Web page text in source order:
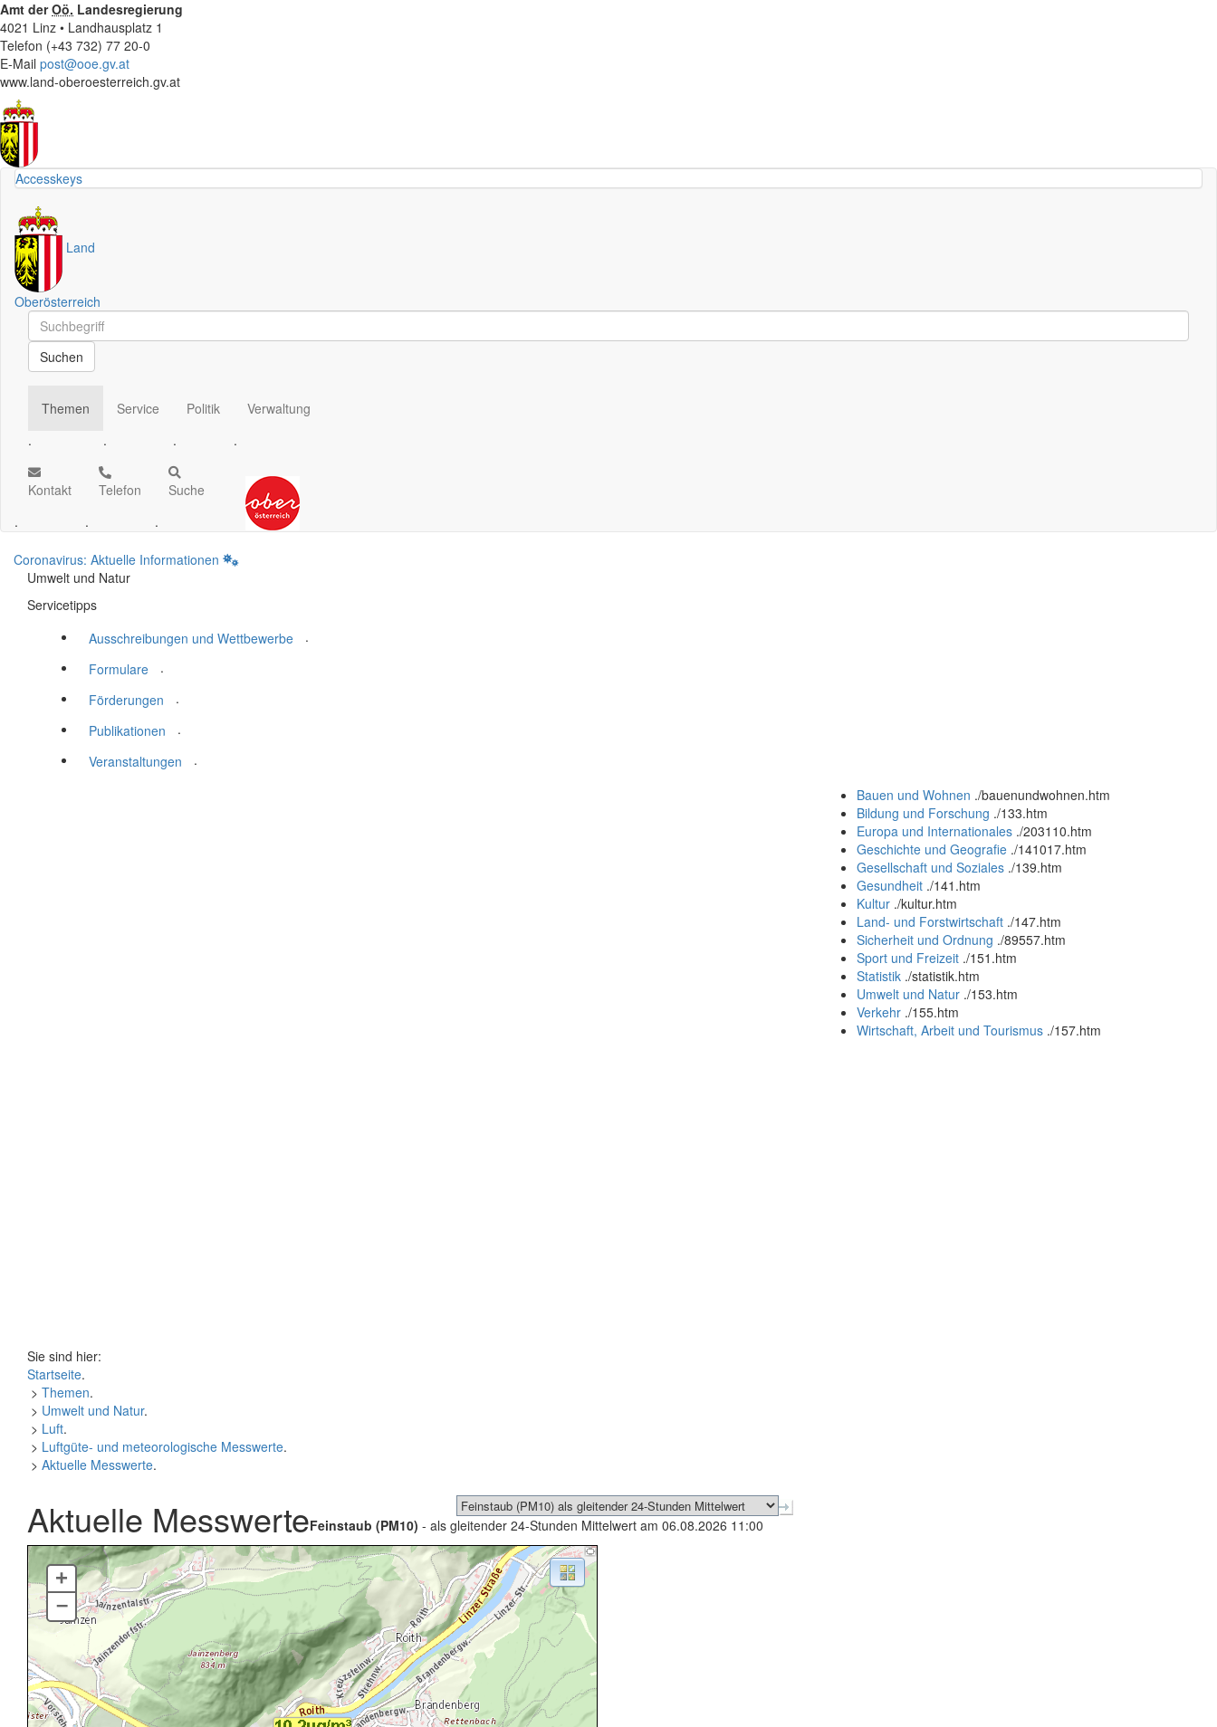
Amt derOö. Landesregierung
4021 Linz • Landhausplatz 1
Telefon (+43 732) 77 20-0
E-Mail post@ooe.gv.at
www.land-oberoesterreich.gv.at
Accesskeys
Land
Oberösterreich
Schnellsuche
Schnellsuche
Suchen
Themen
.
Service
.
Politik
.
Verwaltung
.
Kontakt
.
Telefon
.
Suche
.
Coronavirus: Aktuelle Informationen
Umwelt und Natur
Servicetipps
Ausschreibungen und Wettbewerbe
.
Formulare
.
Förderungen
.
Publikationen
.
Veranstaltungen
.
Bauen und Wohnen ./bauenundwohnen.htm
Bildung und Forschung ./133.htm
Europa und Internationales ./203110.htm
Geschichte und Geografie ./141017.htm
Gesellschaft und Soziales ./139.htm
Gesundheit ./141.htm
Kultur ./kultur.htm
Land- und Forstwirtschaft ./147.htm
Sicherheit und Ordnung ./89557.htm
Sport und Freizeit ./151.htm
Statistik ./statistik.htm
Umwelt und Natur ./153.htm
Verkehr ./155.htm
Wirtschaft, Arbeit und Tourismus ./157.htm
Sie sind hier:
Startseite.
> Themen.
> Umwelt und Natur.
> Luft.
> Luftgüte- und meteorologische Messwerte.
> Aktuelle Messwerte.
Aktuelle MesswerteFeinstaub (PM10) - als gleitender 24-Stunden Mittelwert am 06.08.2026 11:00
+
–